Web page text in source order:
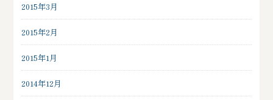
2015年3月
2015年2月
2015年1月
2014年12月